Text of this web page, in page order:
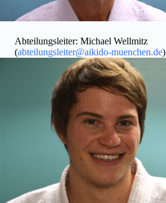
Abteilungsleiter: Michael Wellmitz
(abteilungsleiter@aikido-muenchen.de)